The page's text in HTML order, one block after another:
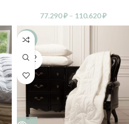
77.290₽ – 110.620₽
-30%
SOLD
OUT